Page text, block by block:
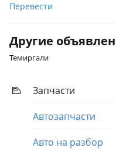
Перевести
Другие
Темиргали
Запчасти
Автозапчасти
Авто на разбор